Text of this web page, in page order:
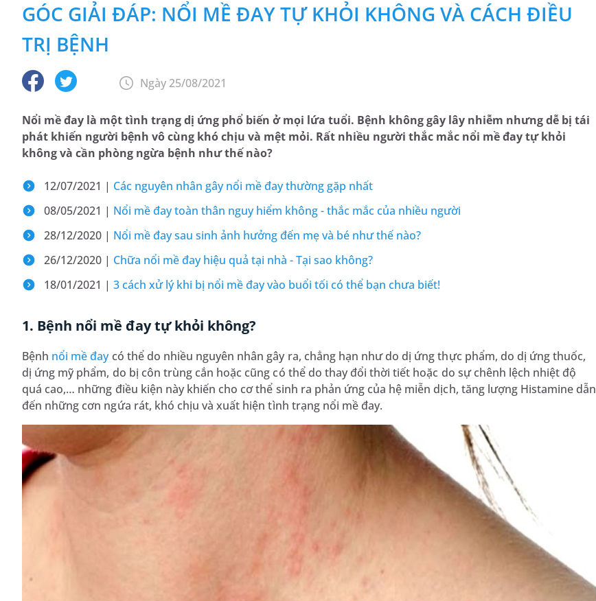
GÓC GIẢI ĐÁP: NỔI MỀ ĐAY TỰ KHỎI KHÔNG VÀ CÁCH ĐIỀU
TRỊ BỆNH
Ngày 25/08/2021
Nổi mề đay là một tình trạng dị ứng phổ biến ở mọi lứa tuổi. Bệnh không gây lây nhiễm nhưng dễ bị tái
phát khiến người bệnh vô cùng khó chịu và mệt mỏi. Rất nhiều người thắc mắc nổi mề đay tự khỏi
không và cần phòng ngừa bệnh như thế nào?
12/07/2021 | Các nguyên nhân gây nổi mề đay thường gặp nhất
08/05/2021 | Nổi mề đay toàn thân nguy hiểm không - thắc mắc của nhiều người
28/12/2020 | Nổi mề đay sau sinh ảnh hưởng đến mẹ và bé như thế nào?
26/12/2020 | Chữa nổi mề đay hiệu quả tại nhà - Tại sao không?
18/01/2021 | 3 cách xử lý khi bị nổi mề đay vào buổi tối có thể bạn chưa biết!
1. Bệnh nổi mề đay tự khỏi không?
Bệnh nổi mề đaycó thể do nhiều nguyên nhân gây ra, chẳng hạn như do dị ứng thực phẩm, do dị ứng thuốc,
dị ứng mỹ phẩm, do bị côn trùng cắn hoặc cũng có thể do thay đổi thời tiết hoặc do sự chênh lệch nhiệt độ
quá cao,… những điều kiện này khiến cho cơ thể sinh ra phản ứng của hệ miễn dịch, tăng lượng Histamine dẫn
đến những cơn ngứa rát, khó chịu và xuất hiện tình trạng nổi mề đay.